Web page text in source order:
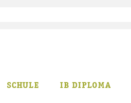
SCHULE IB DIPLOMA